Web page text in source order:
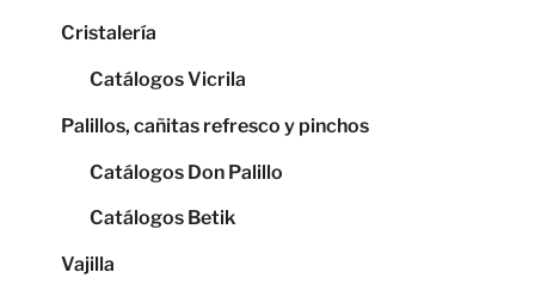
Cristalería
Catálogos Vicrila
Palillos, cañitas refresco y pinchos
Catálogos Don Palillo
Catálogos Betik
Vajilla